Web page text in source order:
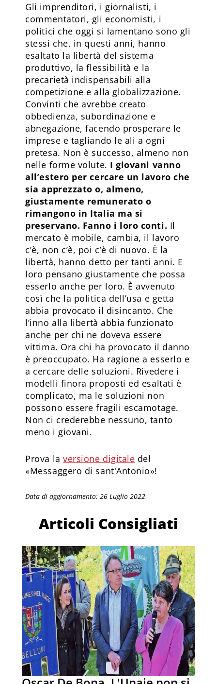
Gli imprenditori, i giornalisti, i
commentatori, gli economisti, i
politici che oggi si lamentano sono gli
stessi che, in questi anni, hanno
esaltato la libertà del sistema
produttivo, la flessibilità e la
precarietà indispensabili alla
competizione e alla globalizzazione.
Convinti che avrebbe creato
obbedienza, subordinazione e
abnegazione, facendo prosperare le
imprese e tagliando le ali a ogni
pretesa. Non è successo, almeno non
nelle forme volute. I giovani vanno
all’estero per cercare un lavoro che
sia apprezzato o, almeno,
giustamente remunerato o
rimangono in Italia ma si
preservano. Fanno i loro conti. Il
mercato è mobile, cambia, il lavoro
c’è, non c’è, poi c’è di nuovo. È la
libertà, hanno detto per tanti anni. E
loro pensano giustamente che possa
esserlo anche per loro. È avvenuto
così che la politica dell’usa e getta
abbia provocato il disincanto. Che
l’inno alla libertà abbia funzionato
anche per chi ne doveva essere
vittima. Ora chi ha provocato il danno
è preoccupato. Ha ragione a esserlo e
a cercare delle soluzioni. Rivedere i
modelli finora proposti ed esaltati è
complicato, ma le soluzioni non
possono essere fragili escamotage.
Non ci crederebbe nessuno, tanto
meno i giovani.
Prova laversione digitale del
«Messaggero di sant'Antonio»!
Data di aggiornamento: 26 Luglio 2022
Articoli Consigliati